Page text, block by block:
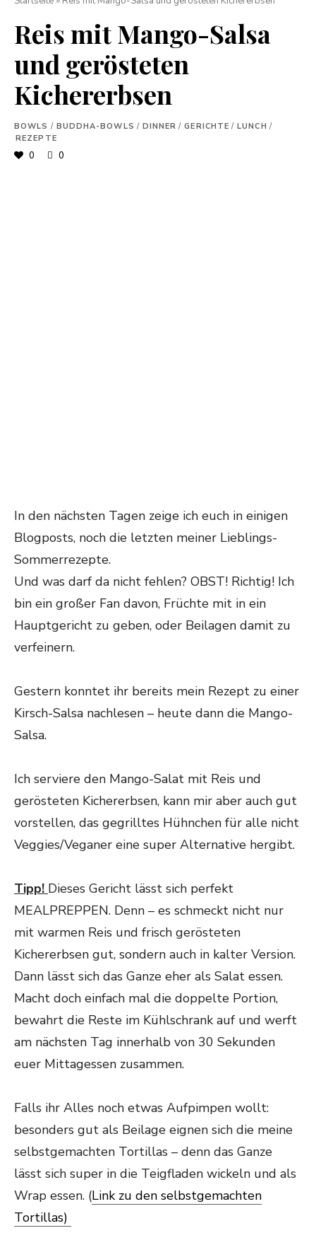
Reis mit Mango-Salsa
und gerösteten
Kichererbsen
BOWLS / BUDDHA-BOWLS / DINNER / GERICHTE / LUNCH /
REZEPTE
0 0
In den nächsten Tagen zeige ich euch in einigen
Blogposts, noch die letzten meiner Lieblings-
Sommerrezepte.
Und was darf da nicht fehlen? OBST! Richtig! Ich
bin ein großer Fan davon, Früchte mit in ein
Hauptgericht zu geben, oder Beilagen damit zu
verfeinern.
Gestern konntet ihr bereits mein Rezept zu einer
Kirsch-Salsa nachlesen – heute dann die Mango-
Salsa.
Ich serviere den Mango-Salat mit Reis und
gerösteten Kichererbsen, kann mir aber auch gut
vorstellen, das gegrilltes Hühnchen für alle nicht
Veggies/Veganer eine super Alternative hergibt.
Tipp! Dieses Gericht lässt sich perfekt
MEALPREPPEN. Denn – es schmeckt nicht nur
mit warmen Reis und frisch gerösteten
Kichererbsen gut, sondern auch in kalter Version.
Dann lässt sich das Ganze eher als Salat essen.
Macht doch einfach mal die doppelte Portion,
bewahrt die Reste im Kühlschrank auf und werft
am nächsten Tag innerhalb von 30 Sekunden
euer Mittagessen zusammen.
Falls ihr Alles noch etwas Aufpimpen wollt:
besonders gut als Beilage eignen sich die meine
selbstgemachten Tortillas – denn das Ganze
lässt sich super in die Teigfladen wickeln und als
Wrap essen. (Link zu den selbstgemachten
Tortillas)